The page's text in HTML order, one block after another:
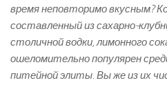
время неповторимо вкусным?
составленный из сахарно-
столичной водки, лимонного
ошеломительно популярен
питейной элиты. Вы же из их